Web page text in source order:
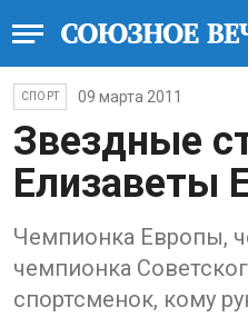
СПОРТ 09 марта 2011
Звездные
Елизаветы
Чемпионка Европы,
чемпионка
спортсменок, кому